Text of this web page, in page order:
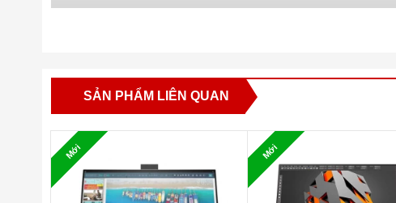
SẢN PHẨM LIÊN QUAN
Mới Mới